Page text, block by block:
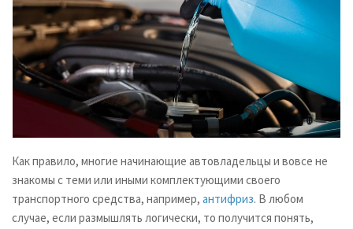
Как правило, многие начинающие автовладельцы и вовсе не
знакомы с теми или иными комплектующими своего
транспортного средства, например, антифриз. В любом
случае, если размышлять логически, то получится понять,